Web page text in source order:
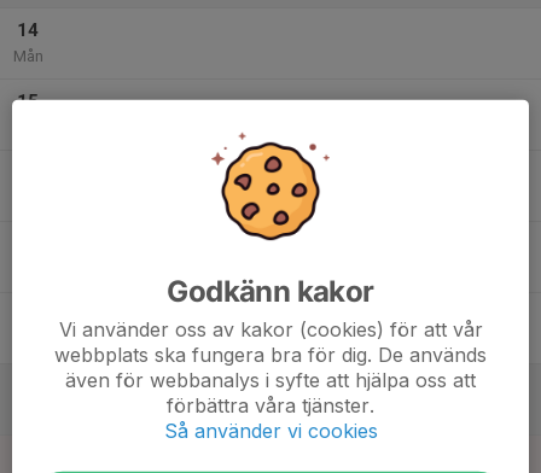
14
Mån
15
Godkänn kakor
Vi använder oss av kakor (cookies) för att vår
webbplats ska fungera bra för dig. De används
även för webbanalys i syfte att hjälpa oss att
förbättra våra tjänster.
Så använder vi cookies